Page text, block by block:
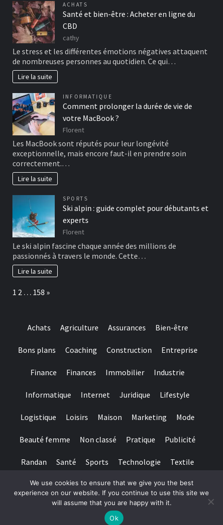
ACHATS
Santé et bien-être : Acheter en ligne du
CBD
cathy
Le stress et les différentes émotions négatives attaquent
de nombreuses personnes au quotidien. Ce qui…
Lire la suite
INFORMATIQUE
Comment prolonger la durée de vie de
votre MacBook ?
Florent
Les MacBook sont réputés pour leur longévité
exceptionnelle, mais encore faut-il en prendre soin
correctement.…
Lire la suite
SPORTS
Ski alpin : guide complet pour débutants et
experts
Florent
Le ski alpin fascine chaque année des millions de
passionnés à travers le monde. Cette…
Lire la suite
Page:
1 2 … 158 Next
»
Achats Agriculture Assurances Bien-être
Bons plans Coaching Construction Entreprise
Finance Finances Immobilier Industrie
Informatique Internet Juridique Lifestyle
Logistique Loisirs Maison Marketing Mode
Beauté femme Non classé Pratique Publicité
Randan Santé Sports Technologie Textile
Tourisme Transports Transports de personnes
Copyright © All rights reserved. |Magazine 7
We use cookies to ensure that we give you the best
experience on our website. If you continue to use this site we
will assume that you are happy with it.
Ok